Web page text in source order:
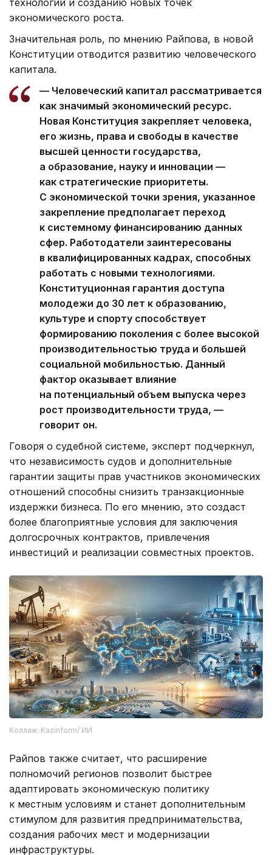
технологий и созданию новых точек
экономического роста.
Значительная роль, по мнению Райпова, в новой
Конституции отводится развитию человеческого
капитала.
— Человеческий капитал рассматривается
как значимый экономический ресурс.
Новая Конституция закрепляет человека,
его жизнь, права и свободы в качестве
высшей ценности государства,
а образование, науку и инновации —
как стратегические приоритеты.
С экономической точки зрения, указанное
закрепление предполагает переход
к системному финансированию данных
сфер. Работодатели заинтересованы
в квалифицированных кадрах, способных
работать с новыми технологиями.
Конституционная гарантия доступа
молодежи до 30 лет к образованию,
культуре и спорту способствует
формированию поколения с более высокой
производительностью труда и большей
социальной мобильностью. Данный
фактор оказывает влияние
на потенциальный объем выпуска через
рост производительности труда, —
говорит он.
Говоря о судебной системе, эксперт подчеркнул,
что независимость судов и дополнительные
гарантии защиты прав участников экономических
отношений способны снизить транзакционные
издержки бизнеса. По его мнению, это создаст
более благоприятные условия для заключения
долгосрочных контрактов, привлечения
инвестиций и реализации совместных проектов.
Коллаж: Kazinform/ ИИ
Райпов также считает, что расширение
полномочий регионов позволит быстрее
адаптировать экономическую политику
к местным условиям и станет дополнительным
стимулом для развития предпринимательства,
создания рабочих мест и модернизации
инфраструктуры.